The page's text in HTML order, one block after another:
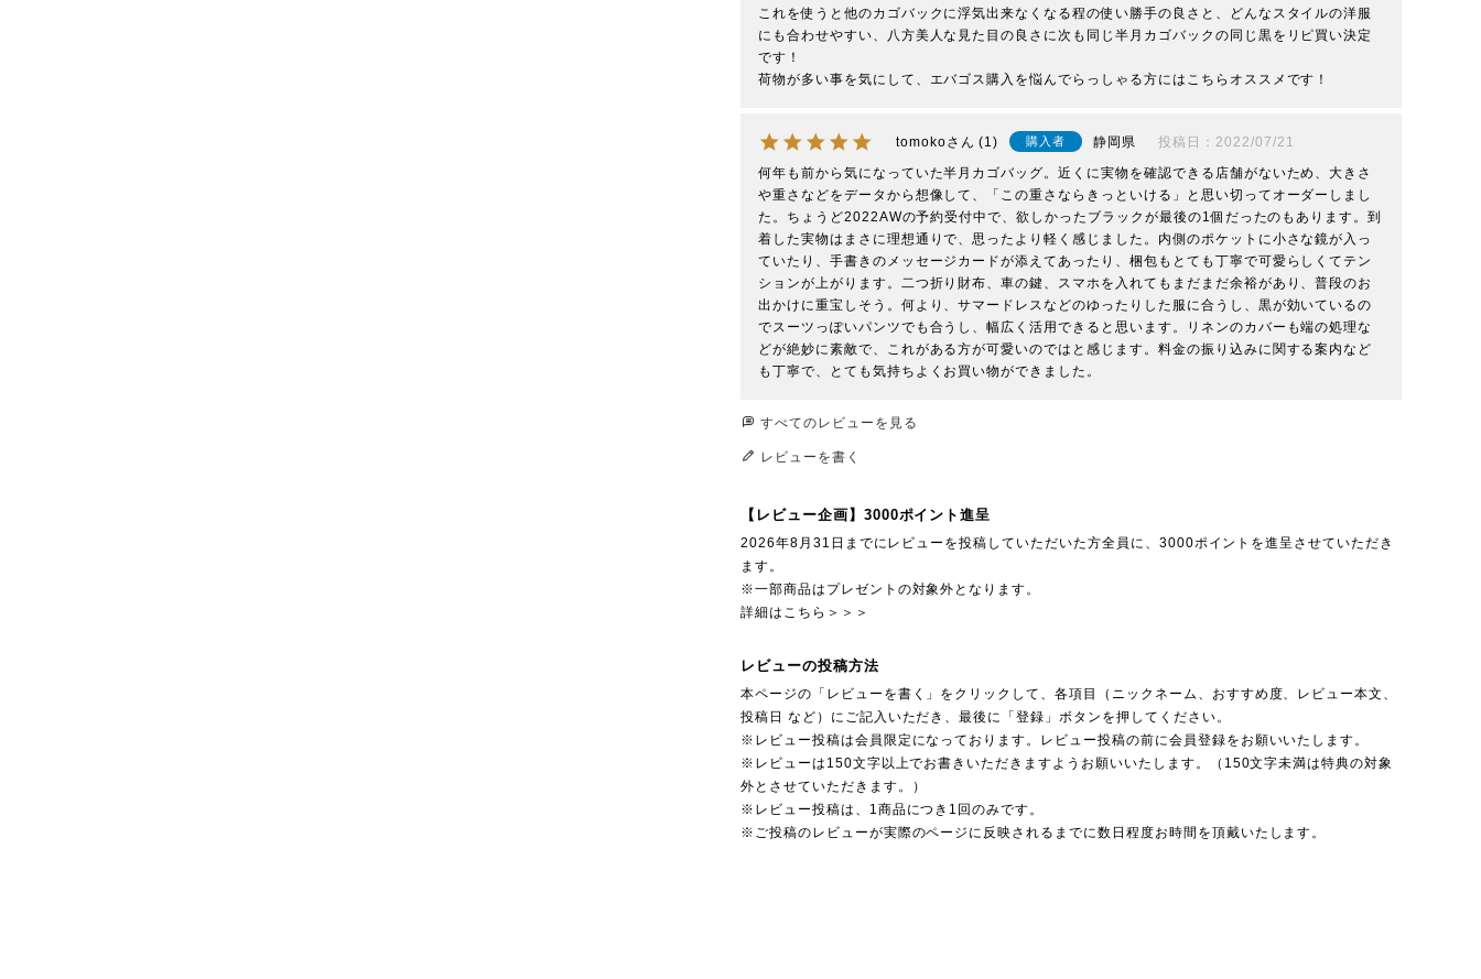
これを使うと他のカゴバックに浮気出来なくなる程の使い勝手の良さと、どんなスタイルの洋服
にも合わせやすい、八方美人な見た目の良さに次も同じ半月カゴバックの同じ黒をリピ買い決定
です！
荷物が多い事を気にして、エバゴス購入を悩んでらっしゃる方にはこちらオススメです！
tomoko 1 購入者 静岡県 投稿日
2022/07/21
何年も前から気になっていた半月カゴバッグ。近くに実物を確認できる店舗がないため、大きさ
や重さなどをデータから想像して、「この重さならきっといける」と思い切ってオーダーしまし
た。ちょうど2022AWの予約受付中で、欲しかったブラックが最後の1個だったのもあります。到
着した実物はまさに理想通りで、思ったより軽く感じました。内側のポケットに小さな鏡が入っ
ていたり、手書きのメッセージカードが添えてあったり、梱包もとても丁寧で可愛らしくてテン
ションが上がります。二つ折り財布、車の鍵、スマホを入れてもまだまだ余裕があり、普段のお
出かけに重宝しそう。何より、サマードレスなどのゆったりした服に合うし、黒が効いているの
でスーツっぽいパンツでも合うし、幅広く活用できると思います。リネンのカバーも端の処理な
どが絶妙に素敵で、これがある方が可愛いのではと感じます。料金の振り込みに関する案内など
も丁寧で、とても気持ちよくお買い物ができました。
すべてのレビューを見る
レビューを書く
【レビュー企画】3000ポイント進呈
2026年8月31日までにレビューを投稿していただいた方全員に、3000ポイントを進呈させていただき
ます。
※一部商品はプレゼントの対象外となります。
詳細はこちら＞＞＞
レビューの投稿方法
本ページの「レビューを書く」をクリックして、各項目（ニックネーム、おすすめ度、レビュー本文、
投稿日 など）にご記入いただき、最後に「登録」ボタンを押してください。
※レビュー投稿は会員限定になっております。レビュー投稿の前に会員登録をお願いいたします。
※レビューは150文字以上でお書きいただきますようお願いいたします。（150文字未満は特典の対象
外とさせていただきます。）
※レビュー投稿は、1商品につき1回のみです。
※ご投稿のレビューが実際のページに反映されるまでに数日程度お時間を頂戴いたします。